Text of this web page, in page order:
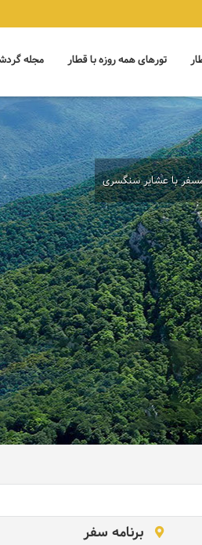
تورهای همه روزه با قطار مجله
با عشایر سنگسری
برنامه سفر